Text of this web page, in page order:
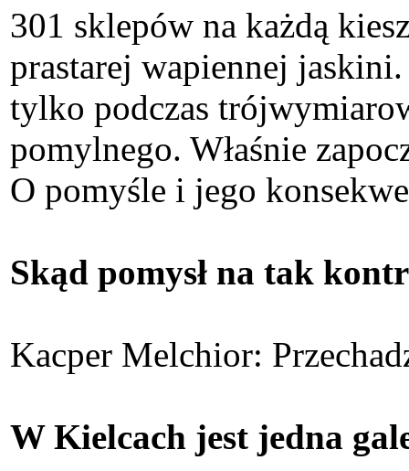
301 sklepów na każdą
prastarej wapiennej
tylko podczas
pomylnego. Właśnie
O pomyśle i jego
Skąd pomysł na tak
Kacper Melchior:
W Kielcach jest jedna